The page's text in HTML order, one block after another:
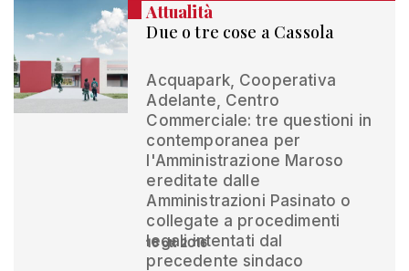
Attualità
Due o tre cose a Cassola
Acquapark, Cooperativa
Adelante, Centro
Commerciale: tre questioni in
contemporanea per
l'Amministrazione Maroso
ereditate dalle
Amministrazioni Pasinato o
collegate a procedimenti
legali intentati dal
precedente sindaco
16 ott 2016